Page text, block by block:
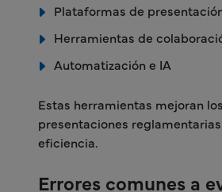
Plataformas de
Herramientas de
Automatización e IA
Estas herramientas mejoran
presentaciones
eficiencia.
Errores comunes a